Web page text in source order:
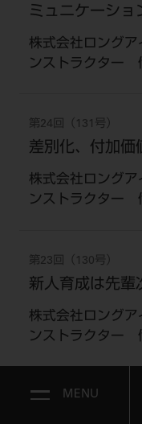
ミュニケーショ
株式会社ロング
ンストラクター
第24回（131号）
差別化、付加価
株式会社ロング
ンストラクター
第23回（130号）
新人育成は先輩
株式会社ロング
ンストラクター
第22回（129号）
MENU